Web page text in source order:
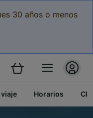
30 años o menos
viaje Horarios